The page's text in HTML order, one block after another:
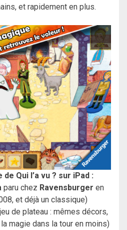
et rapidement en plus.
Qui l’a vu ? sur iPad :
paru chez Ravensburger en
et déjà un classique)
de plateau : mêmes décors,
magie dans la tour en moins)